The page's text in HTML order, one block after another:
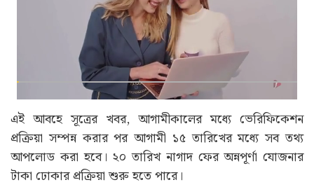
এই আবহে সূত্রের খবর, আগামীকালের মধ্যে ভেরিফিকেশন
প্রক্রিয়া সম্পন্ন করার পর আগামী ১৫ তারিখের মধ্যে সব তথ্য
আপলোড করা হবে। ২০ তারিখ নাগাদ ফের অন্নপূর্ণা যোজনার
টাকা ঢোকার প্রক্রিয়া শুরু হতে পারে।